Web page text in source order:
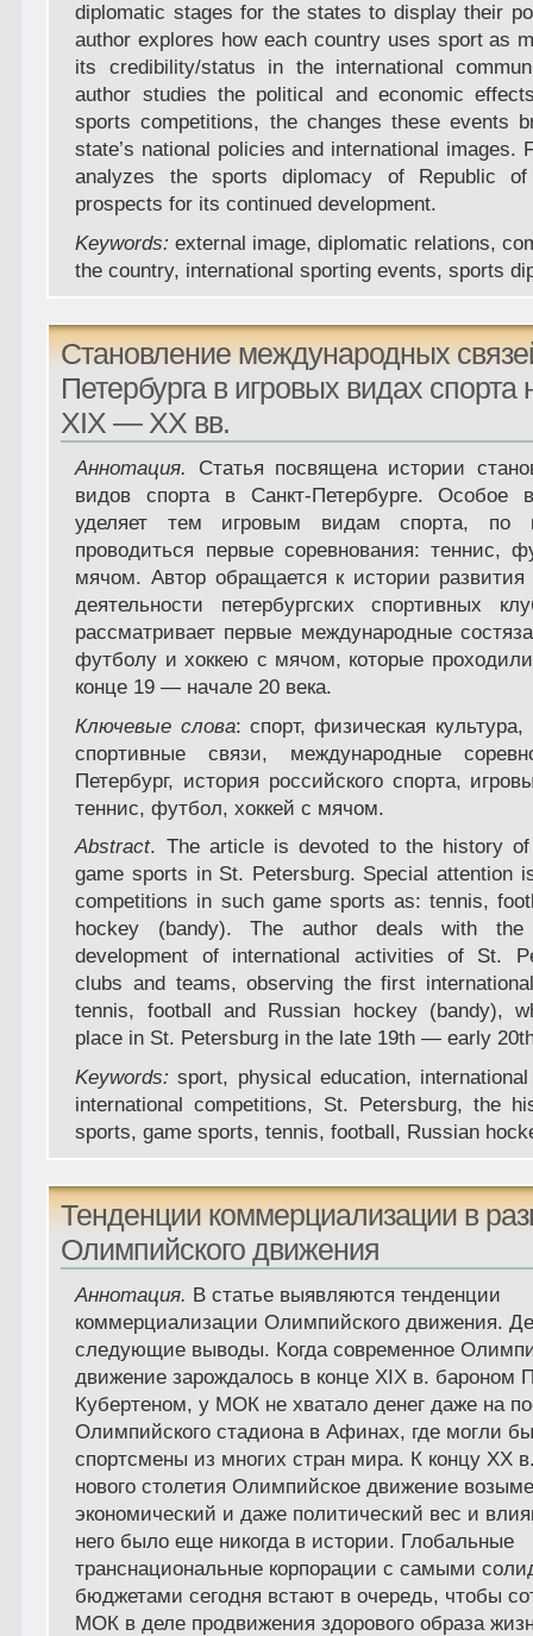
diplomatic stages for the states to display their
author explores how each country uses sport as
its credibility/status in the international
author studies the political and economic
sports competitions, the changes these events
state’s national policies and international images.
analyzes the sports diplomacy of Republic
prospects for its continued development.
Keywords: external image, diplomatic relations,
the country, international sporting events, sports
Становление международных
Петербурга в игровых видах спорта
XIX — XX вв.
Аннотация.
Статья посвящена истории
видов спорта в Санкт-Петербурге. Особое
уделяет тем игровым видам спорта, по
проводиться первые соревнования: теннис,
мячом. Автор обращается к истории
деятельности петербургских спортивных
рассматривает первые международные
футболу и хоккею с мячом, которые
конце 19 — начале 20 века.
Ключевые слова: cпорт, физическая
спортивные связи, международные
Петербург, история российского спорта,
теннис, футбол, хоккей с мячом.
Abstract. The article is devoted to the history
game sports in St. Petersburg. Special attention
competitions in such game sports as: tennis,
hockey (bandy). The author deals with
development of international activities of St.
clubs and teams, observing the first
tennis, football and Russian hockey (bandy),
place in St. Petersburg in the late 19th — early
Keywords: sport, physical education,
international competitions, St. Petersburg, the
sports, game sports, tennis, football, Russian
Тенденции коммерциализации в
Олимпийского движения
Аннотация. В статье выявляются тенденции
коммерциализации Олимпийского движения.
следующие выводы. Когда современное
движение зарождалось в конце XIX в. бароном
Кубертеном, у МОК не хватало денег даже на
Олимпийского стадиона в Афинах, где могли
спортсмены из многих стран мира. К концу XX
нового столетия Олимпийское движение
экономический и даже политический вес и
него было еще никогда в истории. Глобальные
транснациональные корпорации с самыми
бюджетами сегодня встают в очередь, чтобы
МОК в деле продвижения здорового образа